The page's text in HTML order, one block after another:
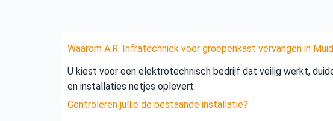
Waarom A.R. Infratechniek voor groepenkast vervangen in
U kiest voor een elektrotechnisch bedrijf dat veilig werkt,
en installaties netjes oplevert.
Controleren jullie de bestaande installatie?